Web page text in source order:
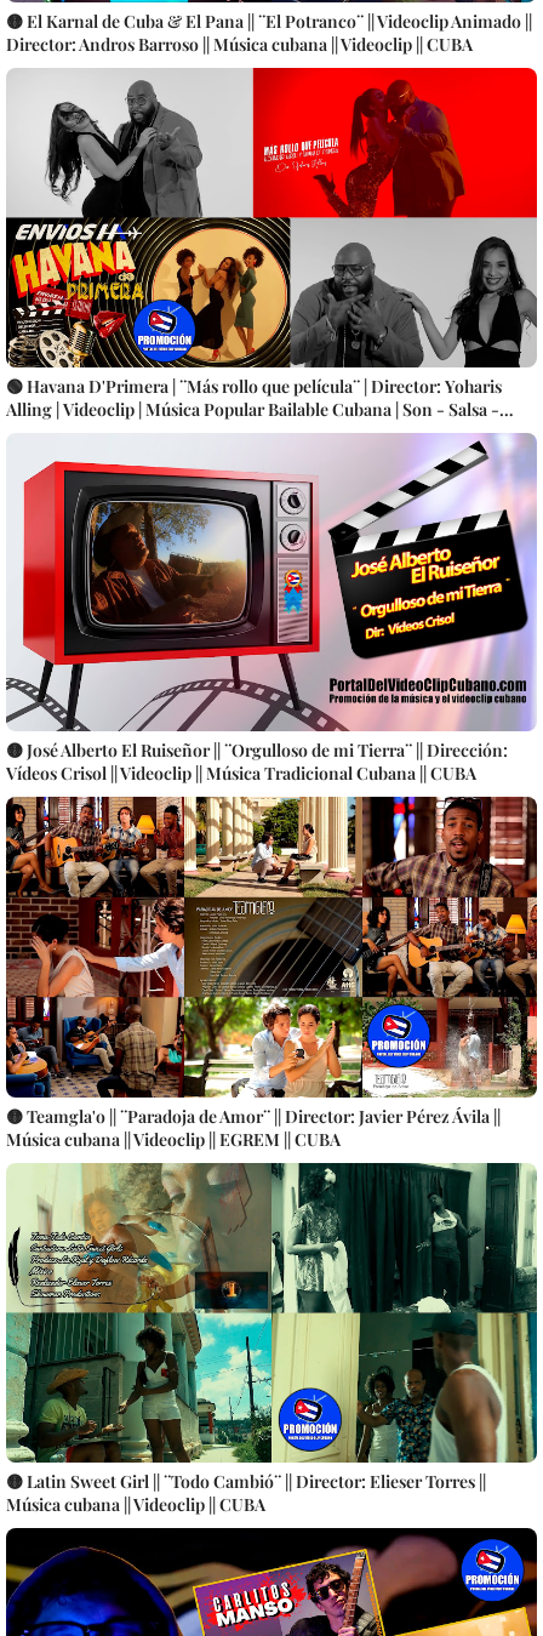
🟡 El Karnal de Cuba & El Pana || ¨El Potranco¨ || Videoclip Animado ||
Director: Andros Barroso || Música cubana || Videoclip || CUBA
🟢 Havana D'Primera | ¨Más rollo que película¨ | Director: Yoharis
Alling | Videoclip | Música Popular Bailable Cubana | Son - Salsa -
Timba | Artistas | CUBA
🟡 José Alberto El Ruiseñor || ¨Orgulloso de mi Tierra¨ || Dirección:
Vídeos Crisol || Videoclip || Música Tradicional Cubana || CUBA
🟡 Teamgla'o || ¨Paradoja de Amor¨ || Director: Javier Pérez Ávila ||
Música cubana || Videoclip || EGREM || CUBA
🟡 Latin Sweet Girl || ¨Todo Cambió¨ || Director: Elieser Torres ||
Música cubana || Videoclip || CUBA